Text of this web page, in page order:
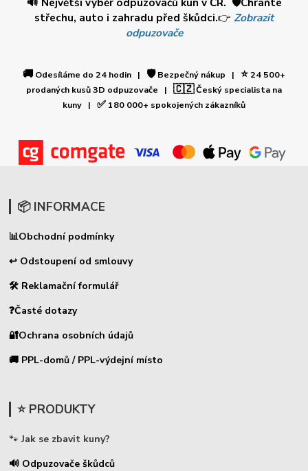
střechu, auto i zahradu před škůdci.👉 Zobrazit
odpuzovače
🚚 Odesíláme do 24 hodin | 🛡️Bezpečný nákup | ⭐24 500+
prodaných kusů 3D odpuzovače | 🇨🇿Český specialista na
kuny | ✅ 180 000+ spokojených zákazníků
📦 INFORMACE
📊Obchodní podmínky
↩ Odstoupení od smlouvy
🛠 Reklamační formulář
❓Časté dotazy
🔐Ochrana osobních údajů
🚚 PPL-domů / PPL-výdejní místo
⭐ PRODUKTY
🐾 Jak se zbavit kuny?
🔊 Odpuzovače škůdců